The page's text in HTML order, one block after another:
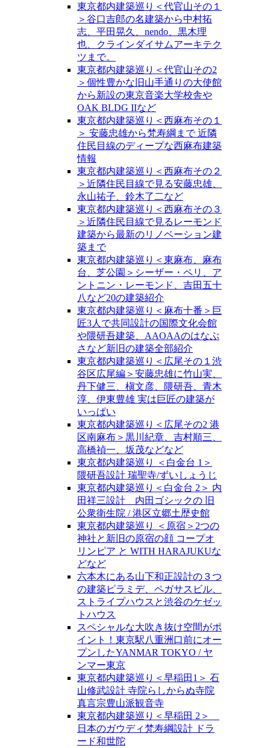
東京都内建築巡り＜代官山その１
＞谷口吉郎の名建築から中村拓
志、平田晃久、nendo、黒木理
也、クラインダイサムアーキテク
ツまで。
東京都内建築巡り＜代官山その2
＞個性豊かな旧山手通りの大使館
から新設の東京音楽大学校舎や
OAK BLDG IIなど
東京都内建築巡り＜西麻布その１
＞ 安藤忠雄から梵寿綱まで 近隣
住民目線のディープな西麻布建築
情報
東京都内建築巡り＜西麻布その２
＞近隣住民目線で見る安藤忠雄、
永山祐子、鈴木了二など
東京都内建築巡り＜西麻布その３
＞近隣住民目線で見るレーモンド
建築から最新のリノベーション建
築まで
東京都内建築巡り＜東麻布、麻布
台、芝公園＞シーザー・ペリ、ア
ントニン・レーモンド、吉田五十
八など20の建築紹介
東京都内建築巡り＜麻布十番＞巨
匠3人で共同設計の国際文化会館
や隈研吾建築、AAOAAのはなぶ
さなど新旧の建築全部紹介
東京都内建築巡り＜広尾その１渋
谷区広尾編＞安藤忠雄に竹山実、
丹下健三、槇文彦、隈研吾、青木
淳、伊東豊雄 実は巨匠の建築が
いっぱい
東京都内建築巡り＜広尾その2 港
区南麻布＞黒川紀章、吉村順三、
高橋禎一、坂茂などなど
東京都内建築巡り ＜白金台 1＞
隈研吾設計 瑞聖寺/ずいしょうじ
東京都内建築巡り＜白金台 2＞ 内
田祥三設計 内田ゴシックの 旧
公衆衛生院 / 港区立郷土歴史館
東京都内建築巡り ＜原宿＞2つの
神社と新旧の原宿の顔 コープオ
リンピア と WITH HARAJUKUな
どなど
六本木にある山下和正設計の３つ
の建築ピラミデ、ペガサスビル、
ストライプハウスと渋谷のケゼッ
トハウス
スペシャルな大吹き抜け空間がポ
イント！東京駅八重洲口前にオー
プンしたYANMAR TOKYO / ヤ
ンマー東京
東京都内建築巡り＜早稲田1＞ 石
山修武設計 寺院らしからぬ寺院
真言宗豊山派観音寺
東京都内建築巡り＜早稲田 2＞
日本のガウディ梵寿綱設計 ドラ
ード和世陀